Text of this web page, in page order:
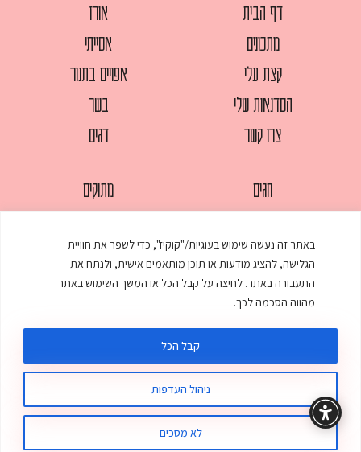
באתר זה נעשה שימוש בעוגיות/"קוקיז", כדי לשפר את חוויית
הגלישה, להציג מודעות או תוכן מותאמים אישית, ולנתח את
התעבורה באתר. לחיצה על קבל הכל או המשך השימוש באתר
מהווה הסכמה לכך.
ניהול העדפות
לא מסכים
קבל הכל
דף הבית
מתכונים
קצת עלי
הסדנאות שלי
צרו קשר
אורז
אסייתי
אפויים בתנור
בשר
דגים
חגים
מאפים
ממולאים
מרקים
מתוקים
עוגות
עוף
© כל הזכויות שמורות לענת אלישע | עיצוב ובניית אתר
תקנון האתר מדיניות פרטיות